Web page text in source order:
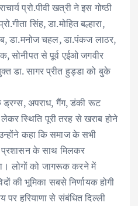
प्रो.पीवी खत्री ने इस गोष्ठी
सिंह, डा.मोहित बल्हारा,
डा.मनोज चहल, डा.पंकज लाठर,
सोनीपत से पूर्व एईओ जगवीर
डा. सागर प्रीत हुड्डा को बुके
ड्रग्स, अपराध, गैंग, डंकी रूट
स्थिति पूरी तरह से खराब होने
कहा कि समाज के सभी
के साथ मिलकर
लोगों को जागरूक करने में
की भूमिका सबसे निर्णायक होगी
पर हरियाणा से संबंधित दिल्ली